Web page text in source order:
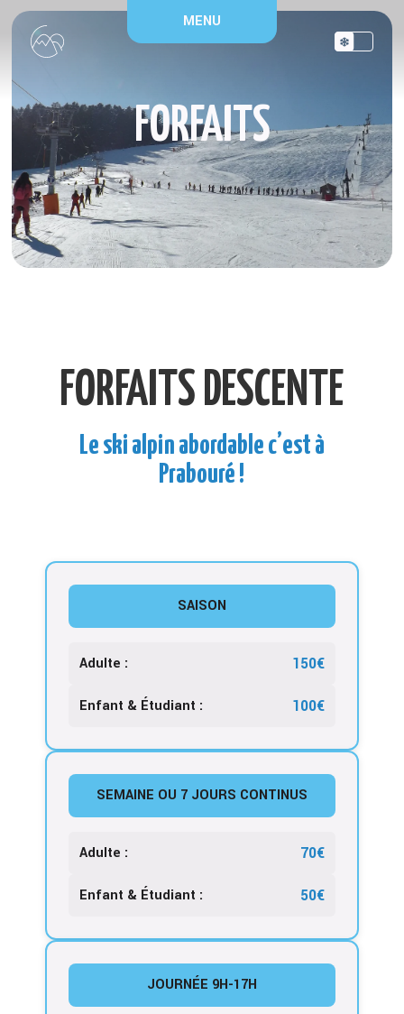
Panneau de gestion des cookies
MENU
FORFAITS
FORFAITS DESCENTE
Le ski alpin abordable c’est à
Prabouré !
SAISON
Adulte : 150€
Enfant & Étudiant : 100€
SEMAINE OU 7 JOURS CONTINUS
Adulte : 70€
Enfant & Étudiant : 50€
JOURNÉE 9H-17H